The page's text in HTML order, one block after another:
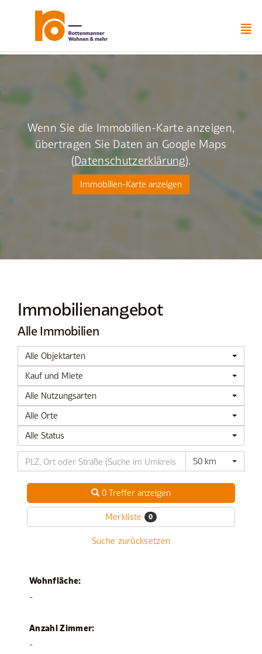
springen
Wenn Sie die Immobilien-Karte anzeigen,
übertragen Sie Daten an Google Maps
(Datenschutzerklärung).
Immobilien-Karte anzeigen
Immobilien­angebot
Alle Immobilien
Alle Objektarten
Kauf und Miete
Alle Nutzungsarten
Alle Orte
Alle Status
50 km
0 Treffer anzeigen
Merkliste 0
Suche zurücksetzen
Wohnfläche:
-
Anzahl Zimmer:
-